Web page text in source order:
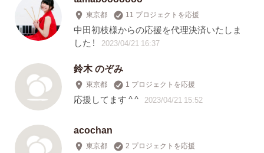
東京都 11 プロジェクトを応援
中田初枝様からの応援を代理決済いたしま
した！
2023/04/21 16:37
鈴木 のぞみ
東京都 1 プロジェクトを応援
応援してます ^ ^ 2023/04/21 15:52
acochan
東京都 2 プロジェクトを応援